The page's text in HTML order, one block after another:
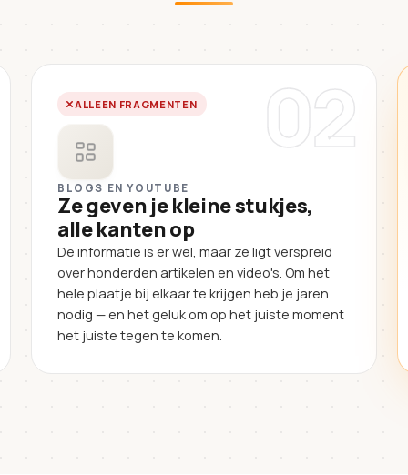
02
ALLEEN FRAGMENTEN
BLOGS EN YOUTUBE
Ze geven je kleine stukjes,
alle kanten op
De informatie is er wel, maar ze ligt verspreid
over honderden artikelen en video's. Om het
hele plaatje bij elkaar te krijgen heb je jaren
nodig — en het geluk om op het juiste moment
het juiste tegen te komen.